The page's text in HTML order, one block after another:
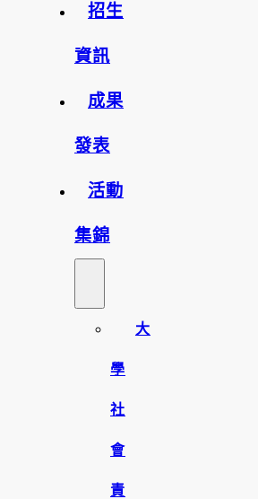
招生
資訊
成果
發表
活動
集錦
大
學
社
會
責